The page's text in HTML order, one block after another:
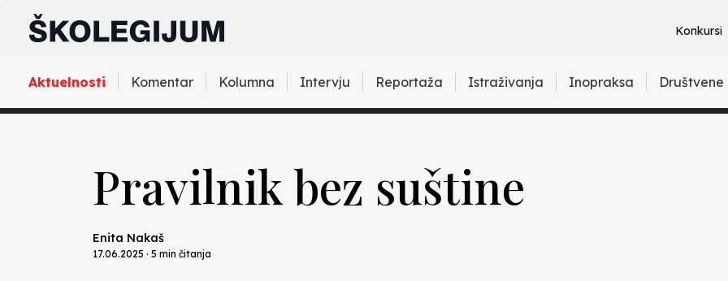
Konkursi
Aktuelnosti Komentar Kolumna Intervju Reportaža Istraživanja Inopraksa Društvene
Pravilnik bez suštine
Enita Nakaš
17.06.2025 · 5 min čitanja